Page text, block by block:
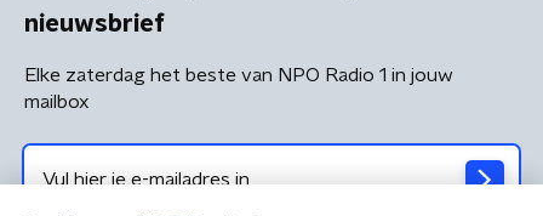
nieuwsbrief
Elke zaterdag het beste van NPO Radio 1 in jouw
mailbox